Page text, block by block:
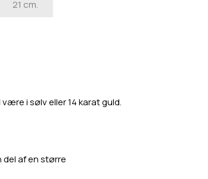
21 cm.
i sølv eller 14 karat guld.
af en større